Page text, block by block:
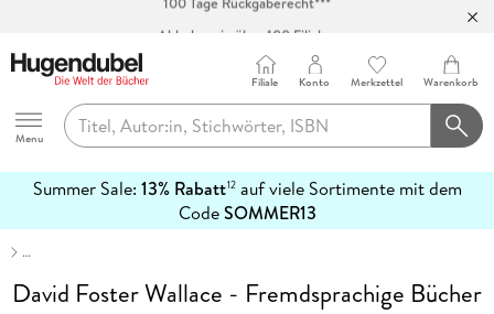
Abholung in über 100 Filialen
Hugendubel
Menu
Filiale Konto Merkzettel Warenkorb
Summer Sale: 13% Rabatt12auf viele Sortimente mit dem
CodeSOMMER13
erfahren
…
David Foster Wallace - Fremdsprachige Bücher